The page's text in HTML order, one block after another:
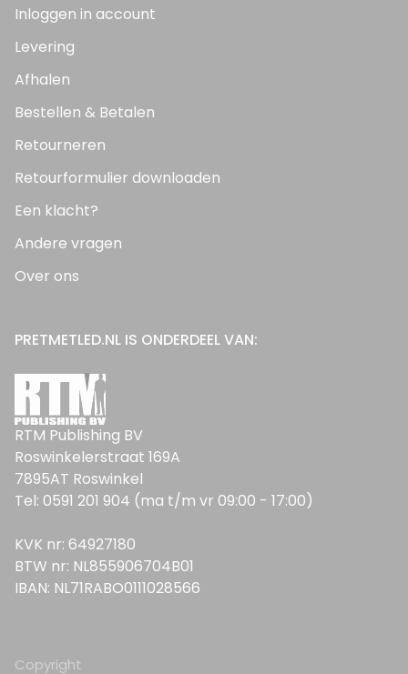
Inloggen in account
Levering
Afhalen
Bestellen & Betalen
Retourneren
Retourformulier downloaden
Een klacht?
Andere vragen
Over ons
PRETMETLED.NL IS ONDERDEEL VAN:
RTM Publishing BV
Roswinkelerstraat 169A
7895AT Roswinkel
Tel: 0591 201 904 (ma t/m vr 09:00 - 17:00)
KVK nr: 64927180
BTW nr: NL855906704B01
IBAN: NL71RABO0111028566
Copyright